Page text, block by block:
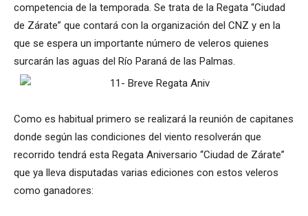
competencia de la temporada. Se trata de la Regata “Ciudad
de Zárate” que contará con la organización del CNZ y en la
que se espera un importante número de veleros quienes
surcarán las aguas del Río Paraná de las Palmas.
Como es habitual primero se realizará la reunión de capitanes
donde según las condiciones del viento resolverán que
recorrido tendrá esta Regata Aniversario “Ciudad de Zárate”
que ya lleva disputadas varias ediciones con estos veleros
como ganadores: